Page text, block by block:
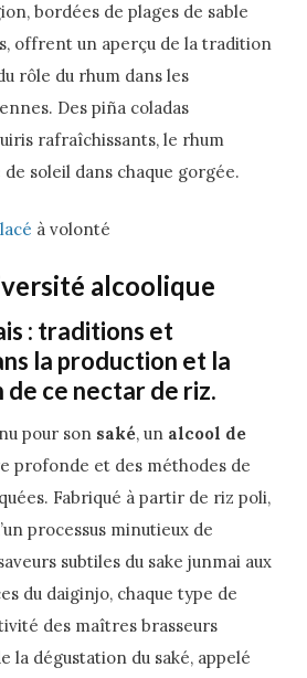
bordées de plages de sable
offrent un aperçu de la tradition
rôle du rhum dans les
Des piña coladas
rafraîchissants, le rhum
soleil dans chaque gorgée.
à volonté
alcoolique
: traditions et
la production et la
de ce nectar de riz.
pour son saké, un alcool de
profonde et des méthodes de
Fabriqué à partir de riz poli,
processus minutieux de
subtiles du sake junmai aux
du daiginjo, chaque type de
des maîtres brasseurs
la dégustation du saké, appelé